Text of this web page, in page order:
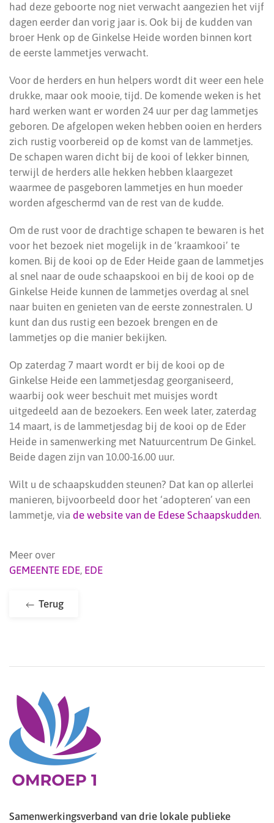
had deze geboorte nog niet verwacht aangezien het vijf
dagen eerder dan vorig jaar is. Ook bij de kudden van
broer Henk op de Ginkelse Heide worden binnen kort
de eerste lammetjes verwacht.
Voor de herders en hun helpers wordt dit weer een hele
drukke, maar ook mooie, tijd. De komende weken is het
hard werken want er worden 24 uur per dag lammetjes
geboren. De afgelopen weken hebben ooien en herders
zich rustig voorbereid op de komst van de lammetjes.
De schapen waren dicht bij de kooi of lekker binnen,
terwijl de herders alle hekken hebben klaargezet
waarmee de pasgeboren lammetjes en hun moeder
worden afgeschermd van de rest van de kudde.
Om de rust voor de drachtige schapen te bewaren is het
voor het bezoek niet mogelijk in de ‘kraamkooi’ te
komen. Bij de kooi op de Eder Heide gaan de lammetjes
al snel naar de oude schaapskooi en bij de kooi op de
Ginkelse Heide kunnen de lammetjes overdag al snel
naar buiten en genieten van de eerste zonnestralen. U
kunt dan dus rustig een bezoek brengen en de
lammetjes op die manier bekijken.
Op zaterdag 7 maart wordt er bij de kooi op de
Ginkelse Heide een lammetjesdag georganiseerd,
waarbij ook weer beschuit met muisjes wordt
uitgedeeld aan de bezoekers. Een week later, zaterdag
14 maart, is de lammetjesdag bij de kooi op de Eder
Heide in samenwerking met Natuurcentrum De Ginkel.
Beide dagen zijn van 10.00-16.00 uur.
Wilt u de schaapskudden steunen? Dat kan op allerlei
manieren, bijvoorbeeld door het ‘adopteren’ van een
lammetje, via de website van de Edese Schaapskudden.
Meer over
GEMEENTE EDE, EDE
Terug
Samenwerkingsverband van drie lokale publieke